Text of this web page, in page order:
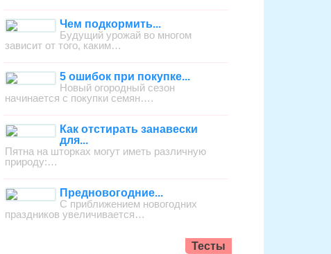
Чем подкормить...
Будущий урожай во многом
зависит от того, каким…
5 ошибок при покупке...
Новый огородный сезон
начинается с покупки семян….
Как отстирать занавески
для...
Пятна на шторках могут иметь различную
природу:…
Предновогодние...
С приближением новогодних
праздников увеличивается…
Тесты